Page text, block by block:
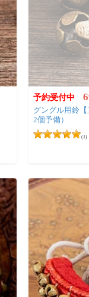
予約受付中
グングル用鈴
2個予備）
(1)